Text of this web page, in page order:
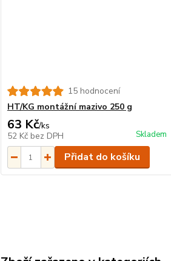
15 hodnocení
HT/KG montážní mazivo 250 g
63 Kč/ks
52 Kč bez DPH Skladem
Přidat do košíku